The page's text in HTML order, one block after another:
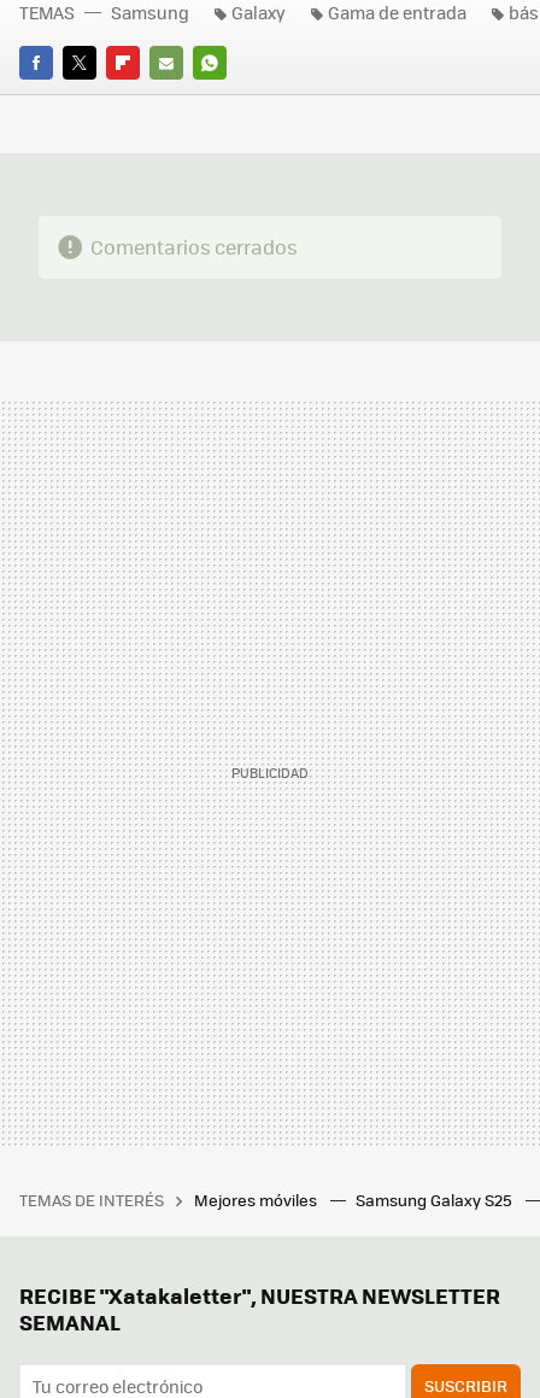
FACEBOOK
TWITTERFLIPBOARD
E-
WHATSAPP
TEMAS Samsung Galaxy Gama de entrada
Comentarios cerrados
TEMAS DE INTERÉS Mejores móviles Samsung Galaxy S25
RECIBE "Xatakaletter", NUESTRA NEWSLETTER
SEMANAL
SUSCRIBIR